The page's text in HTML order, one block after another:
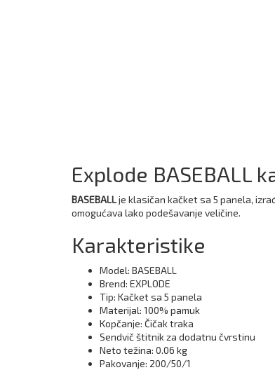
Explode BASEBALL
BASEBALLje klasičan kačket sa 5 panela,
omogućava lako podešavanje veličine.
Karakteristike
Model: BASEBALL
Brend: EXPLODE
Tip: Kačket sa 5 panela
Materijal: 100% pamuk
Kopčanje: Čičak traka
Sendvič štitnik za dodatnu čvrstinu
Neto težina: 0.06 kg
Pakovanje: 200/50/1